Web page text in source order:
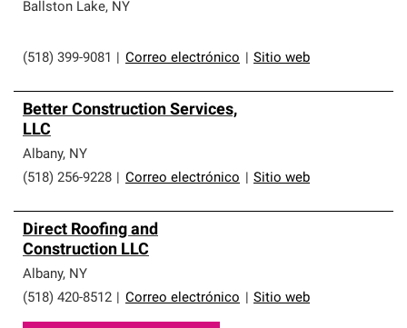
Ballston Lake, NY
(518) 399-9081 Correo electrónico Sitio web
Better Construction Services,
LLC
Albany, NY
(518) 256-9228
Correo electrónico Sitio web
Direct Roofing and
Construction LLC
Albany, NY
(518) 420-8512
Correo electrónico Sitio web